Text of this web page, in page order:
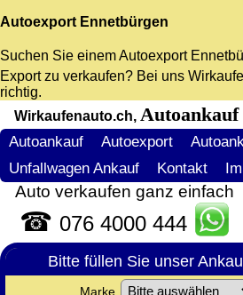
Autoexport Ennetbürgen
Suchen Sie einemAutoexport
Export zu verkaufen? Bei uns
richtig.